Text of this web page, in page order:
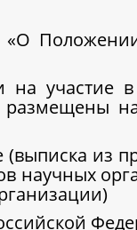
«О
участие
из
научных